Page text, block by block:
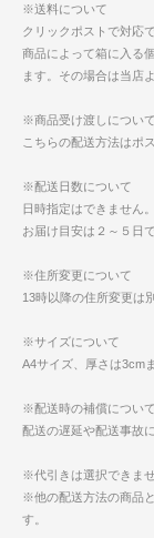
※送料について
クリックポストで対応
商品によって箱に入る
ます。その場合は当店
※商品受け渡しについて
こちらの配送方法はポ
※配送日数について
日時指定はできません。
お届け目安は２～５日で
※住所変更について
13時以降の住所変更は
※サイズについて
A4サイズ、厚さは3cm
※配送時の補償について
配送の遅延や配送事故
※代引きは選択できませ
※他の配送方法の商品
す。